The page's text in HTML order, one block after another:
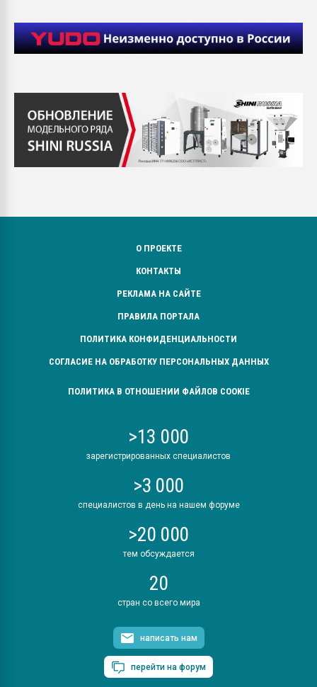
О ПРОЕКТЕ
КОНТАКТЫ
РЕКЛАМА НА САЙТЕ
ПРАВИЛА ПОРТАЛА
ПОЛИТИКА КОНФИДЕНЦИАЛЬНОСТИ
СОГЛАСИЕ НА ОБРАБОТКУ ПЕРСОНАЛЬНЫХ ДАННЫХ
ПОЛИТИКА В ОТНОШЕНИИ ФАЙЛОВ COOKIE
>13 000
зарегистрированных специалистов
>3 000
специалистов в день на нашем форуме
>20 000
тем обсуждается
20
стран со всего мира
написать нам
перейти на форум